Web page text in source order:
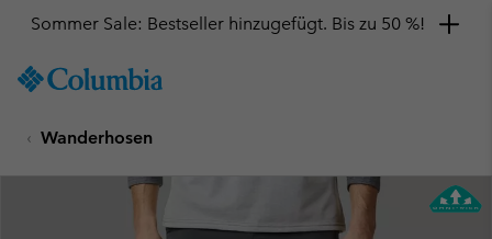
TO
SKIP
MAIN
Sommer Sale: Bestseller hinzugefügt. Bis zu 50 %!
Wanderhosen